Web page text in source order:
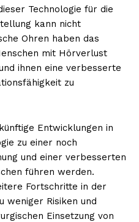
Newsletter
Technologie für die
kann nicht
Ohren haben das
mit Hörverlust
ihnen eine verbesserte
zu
Entwicklungen in
zu einer noch
und einer verbesserten
führen werden.
Fortschritte in der
weniger Risiken und
Einsetzung von